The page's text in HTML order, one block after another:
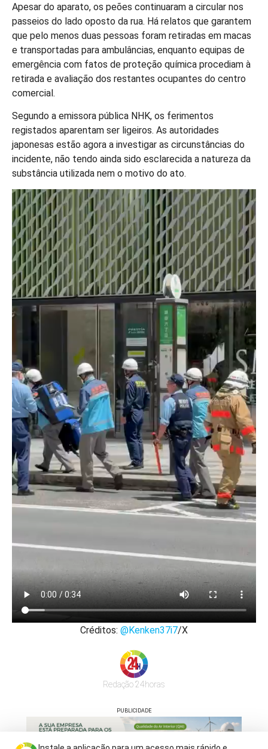
Apesar do aparato, os peões continuaram a circular nos
passeios do lado oposto da rua. Há relatos que garantem
que pelo menos duas pessoas foram retiradas em macas
e transportadas para ambulâncias, enquanto equipas de
emergência com fatos de proteção química procediam à
retirada e avaliação dos restantes ocupantes do centro
comercial.
Segundo a emissora pública NHK, os ferimentos
registados aparentam ser ligeiros. As autoridades
japonesas estão agora a investigar as circunstâncias do
incidente, não tendo ainda sido esclarecida a natureza da
substância utilizada nem o motivo do ato.
Créditos: @Kenken37i7/X
Redação 24horas
PUBLICIDADE